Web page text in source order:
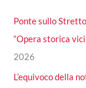
Ponte sullo
“Opera storica
2026
L’equivoco della